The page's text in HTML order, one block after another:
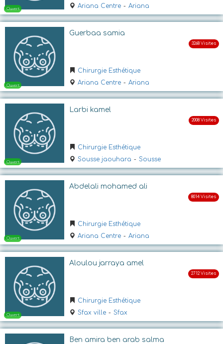
Fermé
Ouvert
Ouvert
Ariana Centre - Ariana
Guerbaa samia
Chirurgie Esthétique
Ariana Centre - Ariana
Larbi kamel
Chirurgie Esthétique
Sousse jaouhara - Sousse
Abdelali mohamed ali
Chirurgie Esthétique
Ariana Centre - Ariana
Aloulou jarraya amel
Chirurgie Esthétique
Sfax ville - Sfax
Ben amira ben arab salma